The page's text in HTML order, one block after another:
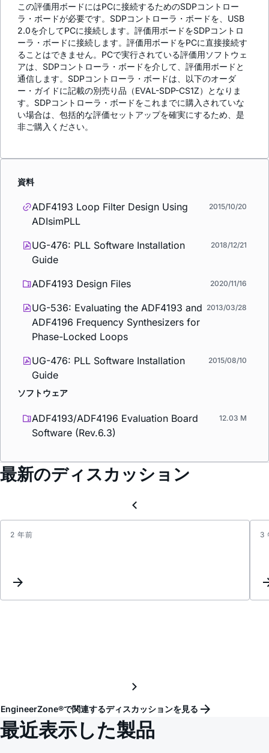
この評価用ボードにはPCに接続するためのSDPコントロー
ラ・ボードが必要です。SDPコントローラ・ボードを、USB
2.0を介してPCに接続します。評価用ボードをSDPコントロ
ーラ・ボードに接続します。評価用ボードをPCに直接接続す
ることはできません。PCで実行されている評価用ソフトウェ
アは、SDPコントローラ・ボードを介して、評価用ボードと
通信します。SDPコントローラ・ボードは、以下のオーダ
ー・ガイドに記載の別売り品（EVAL-SDP-CS1Z）となりま
す。SDPコントローラ・ボードをこれまでに購入されていな
い場合は、包括的な評価セットアップを確実にするため、是
非ご購入ください。
資料
ADF4193 Loop Filter Design Using
ADIsimPLL
2015/10/20
UG-476: PLL Software Installation
Guide
2018/12/21
ADF4193 Design Files 2020/11/16
UG-536: Evaluating the ADF4193 and
ADF4196 Frequency Synthesizers for
Phase-Locked Loops
2013/03/28
UG-476: PLL Software Installation
Guide
2015/08/10
ソフトウェア
ADF4193/ADF4196 Evaluation Board
Software (Rev.6.3)
12.03 M
最新のディスカッション
2 年前 3
EngineerZone®で関連するディスカッションを見る
最近表示した製品